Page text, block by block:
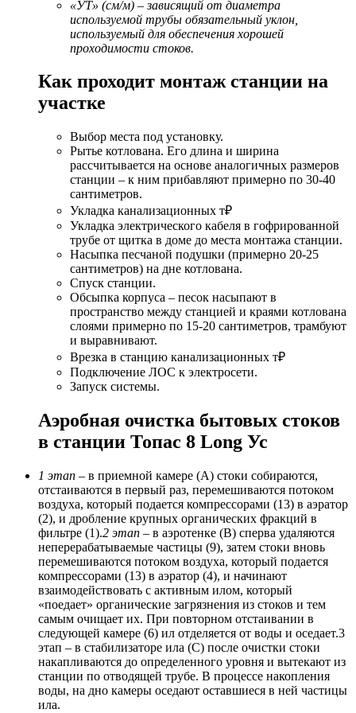
«УТ» (см/м) – зависящий от диаметра
используемой трубы обязательный уклон,
используемый для обеспечения хорошей
проходимости стоков.
Как проходит монтаж станции на
участке
Выбор места под установку.
Рытье котлована. Его длина и ширина
рассчитывается на основе аналогичных размеров
станции – к ним прибавляют примерно по 30-40
сантиметров.
Укладка канализационных т₽
Укладка электрического кабеля в гофрированной
трубе от щитка в доме до места монтажа станции.
Насыпка песчаной подушки (примерно 20-25
сантиметров) на дне котлована.
Спуск станции.
Обсыпка корпуса – песок насыпают в
пространство между станцией и краями котлована
слоями примерно по 15-20 сантиметров, трамбуют
и выравнивают.
Врезка в станцию канализационных т₽
Подключение ЛОС к электросети.
Запуск системы.
Аэробная очистка бытовых стоков
в станции Топас 8 Long Ус
1 этап – в приемной камере (А) стоки собираются,
отстаиваются в первый раз, перемешиваются потоком
воздуха, который подается компрессорами (13) в аэратор
(2), и дробление крупных органических фракций в
фильтре (1).2 этап – в аэротенке (В) сперва удаляются
неперерабатываемые частицы (9), затем стоки вновь
перемешиваются потоком воздуха, который подается
компрессорами (13) в аэратор (4), и начинают
взаимодействовать с активным илом, который
«поедает» органические загрязнения из стоков и тем
самым очищает их. При повторном отстаивании в
следующей камере (6) ил отделяется от воды и оседает.3
этап – в стабилизаторе ила (С) после очистки стоки
накапливаются до определенного уровня и вытекают из
станции по отводящей трубе. В процессе накопления
воды, на дно камеры оседают оставшиеся в ней частицы
ила.